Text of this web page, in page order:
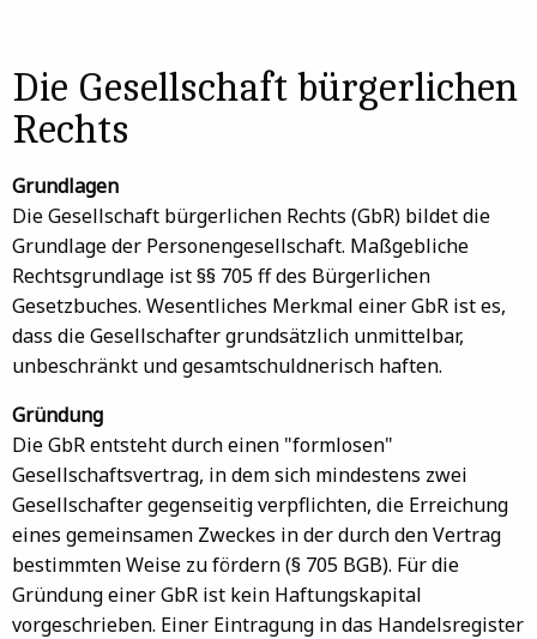
Die Gesellschaft bürgerlichen
Rechts
Grundlagen
Die Gesellschaft bürgerlichen Rechts (GbR) bildet die
Grundlage der Personengesellschaft. Maßgebliche
Rechtsgrundlage ist §§ 705 ff des Bürgerlichen
Gesetzbuches. Wesentliches Merkmal einer GbR ist es,
dass die Gesellschafter grundsätzlich unmittelbar,
unbeschränkt und gesamtschuldnerisch haften.
Gründung
Die GbR entsteht durch einen "formlosen"
Gesellschaftsvertrag, in dem sich mindestens zwei
Gesellschafter gegenseitig verpflichten, die Erreichung
eines gemeinsamen Zweckes in der durch den Vertrag
bestimmten Weise zu fördern (§ 705 BGB). Für die
Gründung einer GbR ist kein Haftungskapital
vorgeschrieben. Einer Eintragung in das Handelsregister